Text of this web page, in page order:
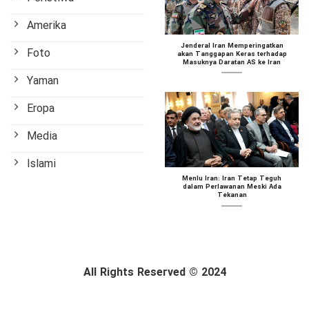
Amerika
Foto
Yaman
Eropa
Media
Islami
Jenderal Iran Memperingatkan
akan Tanggapan Keras terhadap
Masuknya Daratan AS ke Iran
Menlu Iran: Iran Tetap Teguh
dalam Perlawanan Meski Ada
Tekanan
All Rights Reserved © 2024